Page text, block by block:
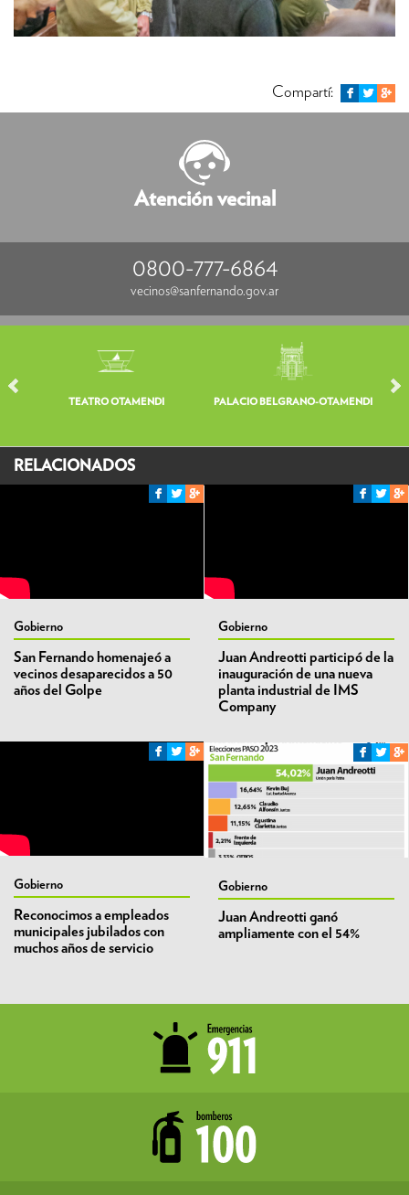
Compartí:
Atención vecinal
0800-777-6864
vecinos@sanfernando.gov.ar
TEATRO OTAMENDI PALACIO BELGRANO-OTAMENDI
RELACIONADOS
Gobierno
San Fernando homenajeó a
vecinos desaparecidos a 50
años del Golpe
Gobierno
Juan Andreotti participó de la
inauguración de una nueva
planta industrial de IMS
Company
Gobierno
Reconocimos a empleados
municipales jubilados con
muchos años de servicio
Gobierno
Juan Andreotti ganó
ampliamente con el 54%